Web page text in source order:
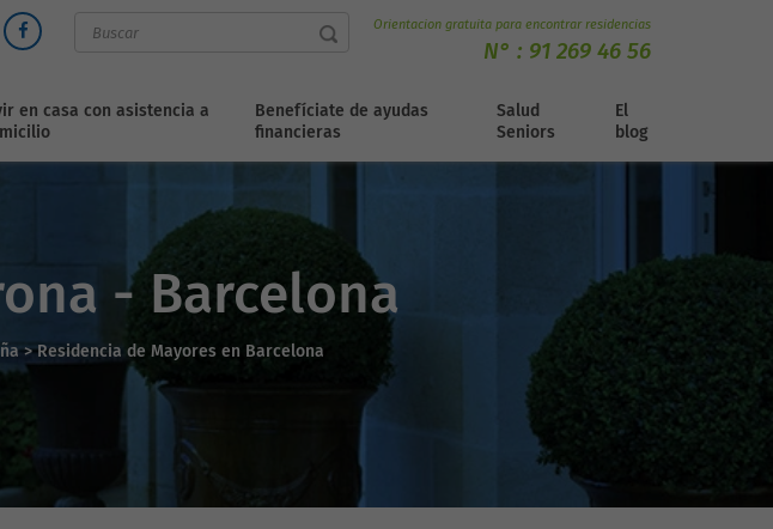
Orientacion gratuita para encontrar residencias
N° : 91 269 46 56
en casa con asistencia a
Benefíciate de ayudas
financieras
Salud
Seniors
El
blog
- Barcelona
> Residencia de Mayores en Barcelona